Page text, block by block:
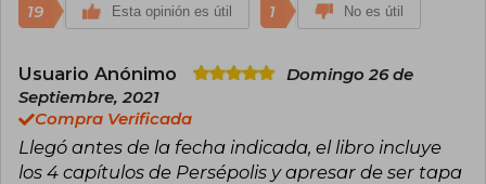
19 Esta opinión es útil 1 No es útil
Usuario Anónimo
Domingo 26 de
Septiembre, 2021
Compra Verificada
Llegó antes de la fecha indicada, el libro incluye
los 4 capítulos de Persépolis y apresar de ser tapa